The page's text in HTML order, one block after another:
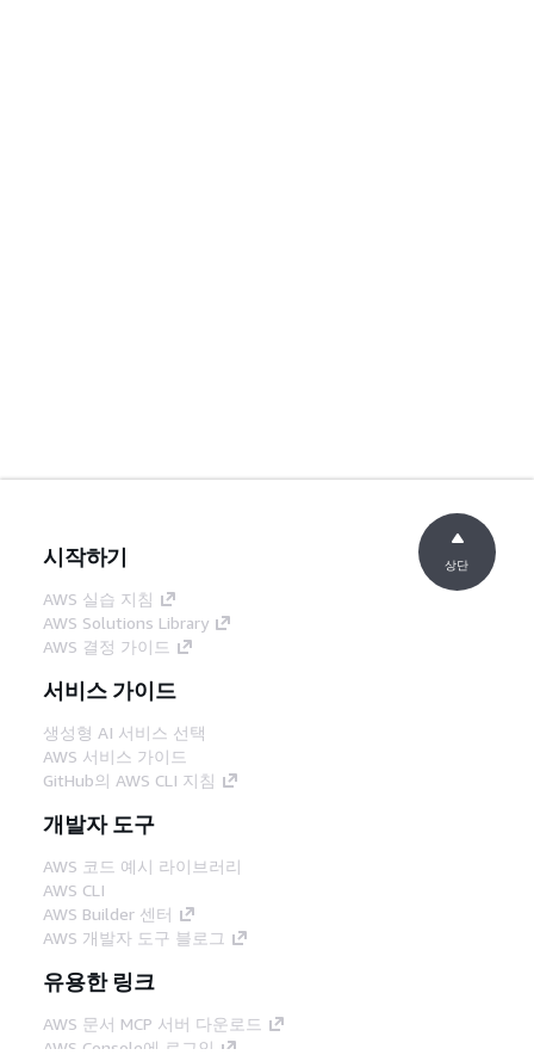
시작하기
AWS 실습 지침
AWS Solutions Library
AWS 결정 가이드
서비스 가이드
생성형 AI 서비스 선택
AWS 서비스 가이드
GitHub의 AWS CLI 지침
개발자 도구
AWS 코드 예시 라이브러리
AWS CLI
AWS Builder 센터
AWS 개발자 도구 블로그
유용한 링크
AWS 문서 MCP 서버 다운로드
AWS Console에 로그인
상단